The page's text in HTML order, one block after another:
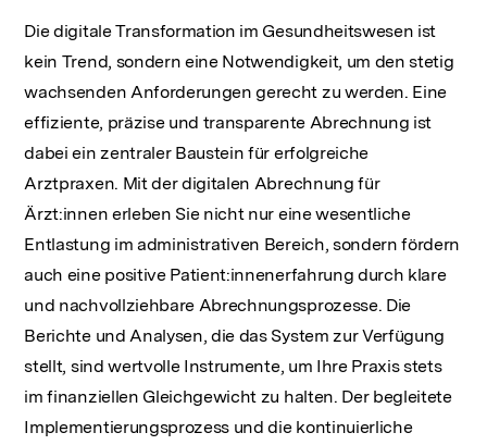
Die digitale Transformation im Gesundheitswesen ist
kein Trend, sondern eine Notwendigkeit, um den stetig
wachsenden Anforderungen gerecht zu werden. Eine
effiziente, präzise und transparente Abrechnung ist
dabei ein zentraler Baustein für erfolgreiche
Arztpraxen. Mit der digitalen Abrechnung für
Ärzt:innen erleben Sie nicht nur eine wesentliche
Entlastung im administrativen Bereich, sondern fördern
auch eine positive Patient:innenerfahrung durch klare
und nachvollziehbare Abrechnungsprozesse. Die
Berichte und Analysen, die das System zur Verfügung
stellt, sind wertvolle Instrumente, um Ihre Praxis stets
im finanziellen Gleichgewicht zu halten. Der begleitete
Implementierungsprozess und die kontinuierliche